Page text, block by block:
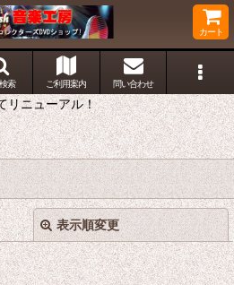
カート
索 ご利用案内 問い合わせ
ューアル！
表示順変更 閉じる